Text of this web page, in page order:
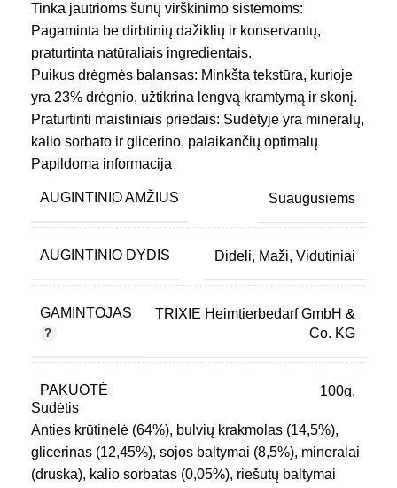
Tinka jautrioms šunų virškinimo sistemoms:
Pagaminta be dirbtinių dažiklių ir konservantų,
praturtinta natūraliais ingredientais.
Puikus drėgmės balansas: Minkšta tekstūra, kurioje
yra 23% drėgnio, užtikrina lengvą kramtymą ir skonį.
Praturtinti maistiniais priedais: Sudėtyje yra mineralų,
kalio sorbato ir glicerino, palaikančių optimalų
skanėstų drėgnumą ir šviežumą.
Daug baltymų: Su 31% žalių baltymų šie skanėstai
puikiai tinka energingiems ir aktyviems šunims.
Šie skanėstai yra puikus būdas palepinti jūsų
augintinį ar paskatinti jį dresūros metu. Jie ne tik
Papildoma informacija
AUGINTINIO AMŽIUS Suaugusiems
AUGINTINIO DYDIS Dideli, Maži, Vidutiniai
GAMINTOJAS
TRIXIE Heimtierbedarf GmbH &
Co. KG
PAKUOTĖ 100g.
PREKINIS ŽENKLAS TRIXIE
Sudėtis
Anties krūtinėlė (64%), bulvių krakmolas (14,5%),
glicerinas (12,45%), sojos baltymai (8,5%), mineralai
(druska), kalio sorbatas (0,05%), riešutų baltymai